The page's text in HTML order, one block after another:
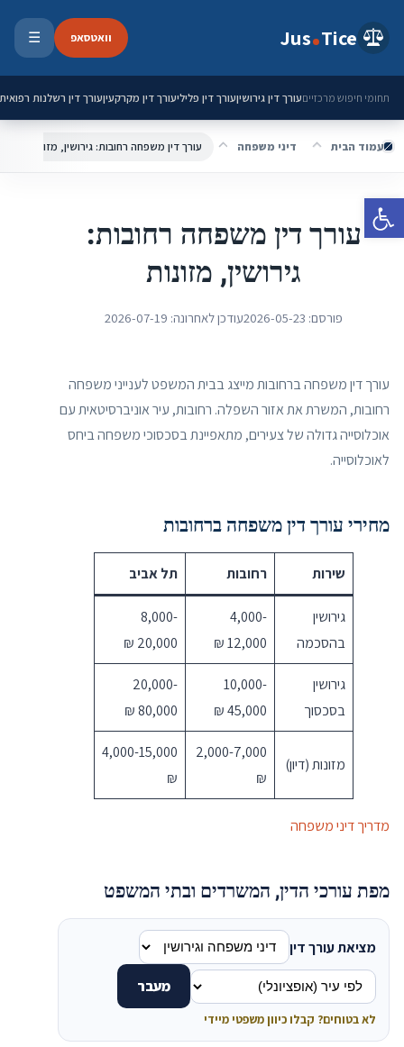
פתח סרגל נגישות
Jus Tice וואטסאפ ☰
תחומי חיפוש מרכזייםעורך דין גירושיןעורך דין פליליעורך דין מקרקעיןעורך דין רשלנות רפואית
עמוד הבית דיני משפחה עורך דין משפחה רחובות: גירושין, מזונות
עורך דין משפחה רחובות:
גירושין, מזונות
פורסם: 2026-05-23עודכן לאחרונה: 2026-07-19
עורך דין משפחה ברחובות מייצג בבית המשפט לענייני משפחה
רחובות, המשרת את אזור השפלה. רחובות, עיר אוניברסיטאית עם
אוכלוסייה גדולה של צעירים, מתאפיינת בסכסוכי משפחה ביחס
לאוכלוסייה.
מחירי עורך דין משפחה ברחובות
שירות רחובות תל אביב
גירושין
בהסכמה
4,000-
12,000 ₪
8,000-
20,000 ₪
גירושין
בסכסוך
10,000-
45,000 ₪
20,000-
80,000 ₪
מזונות (דיון)
2,000-7,000
₪
4,000-15,000
₪
מדריך דיני משפחה
מפת עורכי הדין, המשרדים ובתי המשפט
מציאת עורך דין
מעבר
לא בטוחים? קבלו כיוון משפטי מיידי